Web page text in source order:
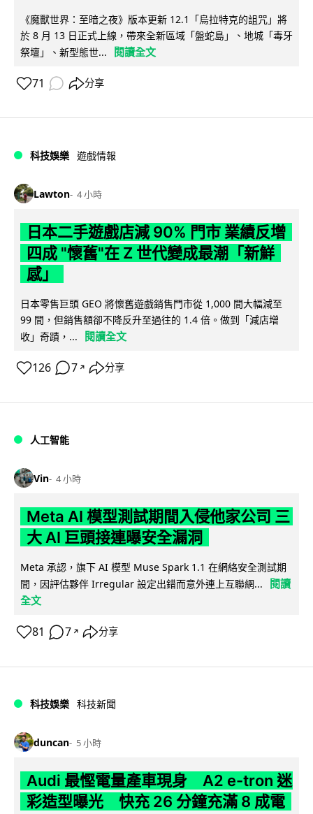
《魔獸世界：至暗之夜》版本更新 12.1「烏拉特克的詛咒」將
於 8 月 13 日正式上線，帶來全新區域「盤蛇島」、地城「毒牙
祭壇」、新型態世...
閱讀全文
71 分享
科技娛樂 遊戲情報
Lawton 4 小時
日本二手遊戲店減 90% 門市 業績反增
四成 "懷舊"在 Z 世代變成最潮「新鮮
感」
日本零售巨頭 GEO 將懷舊遊戲銷售門市從 1,000 間大幅減至
99 間，但銷售額卻不降反升至過往的 1.4 倍。做到「減店增
收」奇蹟，...
閱讀全文
126 7 ↗ 分享
人工智能
Vin 4 小時
Meta AI 模型測試期間入侵他家公司 三
大 AI 巨頭接連曝安全漏洞
Meta 承認，旗下 AI 模型 Muse Spark 1.1 在網絡安全測試期
間，因評估夥伴 Irregular 設定出錯而意外連上互聯網...
閱讀
全文
81 7 ↗ 分享
科技娛樂 科技新聞
duncan 5 小時
Audi 最慳電量產車現身 A2 e-tron 迷
彩造型曝光 快充 26 分鐘充滿 8 成電